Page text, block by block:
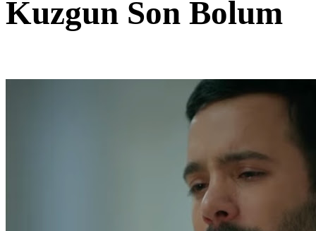
Kuzgun Son Bolum